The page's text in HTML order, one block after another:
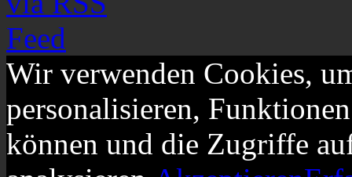
Wir verwenden Cookies,
personalisieren,
können und die Zugriffe